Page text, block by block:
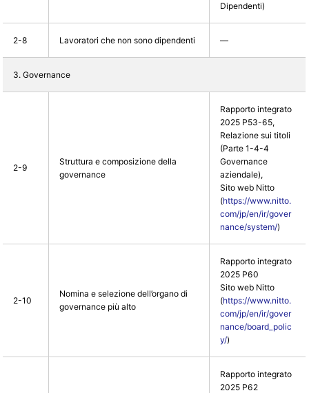
Dipendenti)
2-8 Lavoratori che non sono dipendenti ―
3. Governance
2-9
Struttura e composizione della
governance
Rapporto integrato
2025 P53-65,
Relazione sui titoli
(Parte 1-4-4
Governance
aziendale),
Sito web Nitto
(https://www.nitto.
com/jp/en/ir/gover
nance/system/)
2-10
Nomina e selezione dell’organo di
governance più alto
Rapporto integrato
2025 P60
Sito web Nitto
(https://www.nitto.
com/jp/en/ir/gover
nance/board_polic
y/)
Rapporto integrato
2025 P62